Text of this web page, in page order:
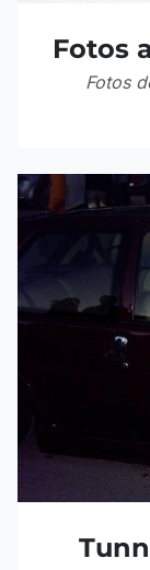
Fotos
Fotos